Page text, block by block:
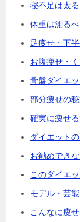
寝不足は太
体重は測る
足痩せ・下
お腹痩せ・
骨盤ダイエ
部分痩せの
確実に痩せ
ダイエット
お勧めでき
このダイエ
モデル・芸
こんなに痩